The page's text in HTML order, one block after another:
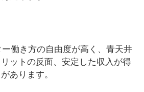
働き方の自由度が高く、青天井
ットの反面、安定した収入が得
あります。